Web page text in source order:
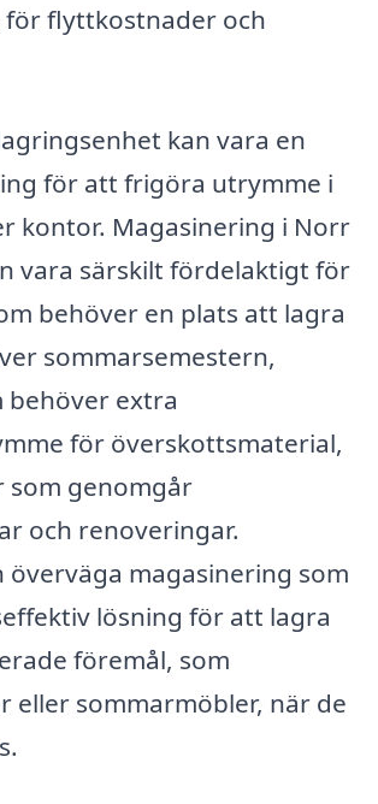
för flyttkostnader och
kan vara en
för att frigöra utrymme i
kontor. Magasinering i Norr
vara särskilt fördelaktigt för
behöver en plats att lagra
sommarsemestern,
extra
för överskottsmaterial,
som genomgår
och renoveringar.
överväga magasinering som
lösning för att lagra
föremål, som
eller sommarmöbler, när de